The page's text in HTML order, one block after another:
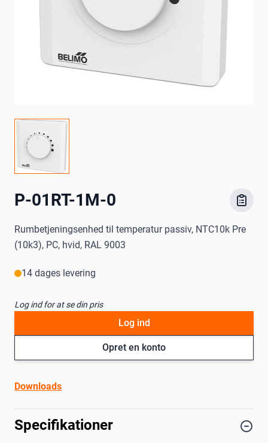
P-01RT-1M-0
Rumbetjeningsenhed til temperatur passiv, NTC10k Pre
(10k3), PC, hvid, RAL 9003
14 dages levering
Log ind for at se din pris
Opret en konto
Log ind
Downloads
Specifikationer